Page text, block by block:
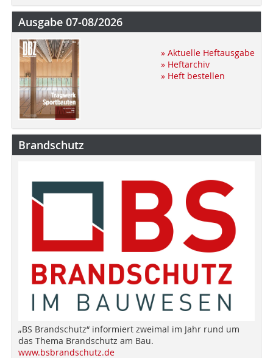
Ausgabe 07-08/2026
» Aktuelle Heftausgabe
» Heftarchiv
» Heft bestellen
Brandschutz
„BS Brandschutz“ informiert zweimal im Jahr rund um
das Thema Brandschutz am Bau.
www.bsbrandschutz.de